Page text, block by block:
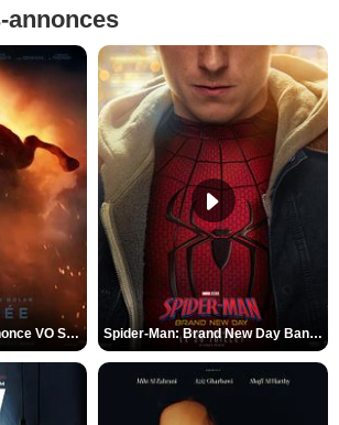
annonces
L'Odyssée Bande-annonce VO STFR Spider-Man: Brand New Day Bande-annonce VO STFR